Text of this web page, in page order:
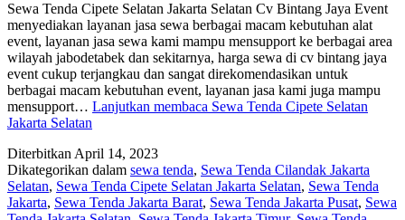
Sewa Tenda Cipete Selatan Jakarta Selatan Cv Bintang Jaya Event
menyediakan layanan jasa sewa berbagai macam kebutuhan alat
event, layanan jasa sewa kami mampu mensupport ke berbagai area
wilayah jabodetabek dan sekitarnya, harga sewa di cv bintang jaya
event cukup terjangkau dan sangat direkomendasikan untuk
berbagai macam kebutuhan event, layanan jasa kami juga mampu
mensupport… Lanjutkan membaca Sewa Tenda Cipete Selatan
Jakarta Selatan
Diterbitkan April 14, 2023
Dikategorikan dalam sewa tenda, Sewa Tenda Cilandak Jakarta
Selatan, Sewa Tenda Cipete Selatan Jakarta Selatan, Sewa Tenda
Jakarta, Sewa Tenda Jakarta Barat, Sewa Tenda Jakarta Pusat, Sewa